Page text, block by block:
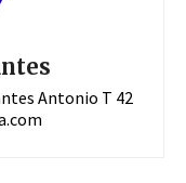
Antonio T 42